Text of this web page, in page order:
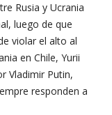
Rusia y Ucrania
luego de que
violar el alto al
en Chile, Yurii
Vladimir Putin,
responden a